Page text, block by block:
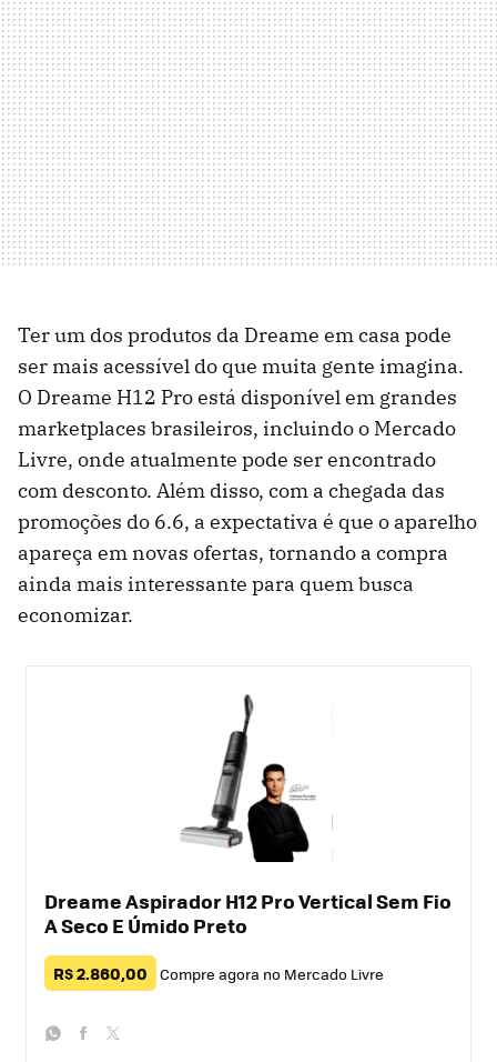
Ter um dos produtos da Dreame em casa pode
ser mais acessível do que muita gente imagina.
O Dreame H12 Pro está disponível em grandes
marketplaces brasileiros, incluindo o Mercado
Livre, onde atualmente pode ser encontrado
com desconto. Além disso, com a chegada das
promoções do 6.6, a expectativa é que o aparelho
apareça em novas ofertas, tornando a compra
ainda mais interessante para quem busca
economizar.
Dreame Aspirador H12 Pro Vertical Sem Fio
A Seco E Úmido Preto
R$ 2.860,00 Compre agora no Mercado Livre